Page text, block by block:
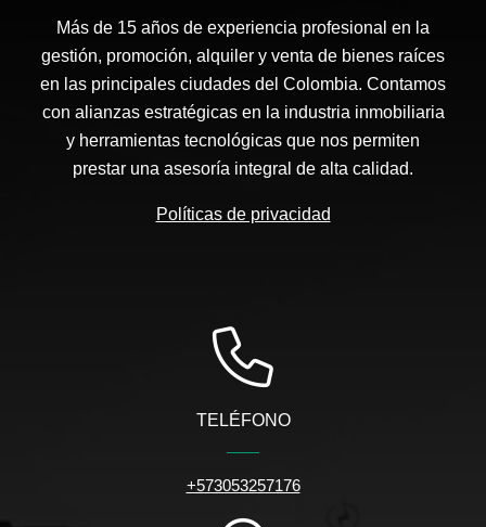
Más de 15 años de experiencia profesional en la
gestión, promoción, alquiler y venta de bienes raíces
en las principales ciudades del Colombia. Contamos
con alianzas estratégicas en la industria inmobiliaria
y herramientas tecnológicas que nos permiten
prestar una asesoría integral de alta calidad.
Políticas de privacidad
TELÉFONO
+573053257176